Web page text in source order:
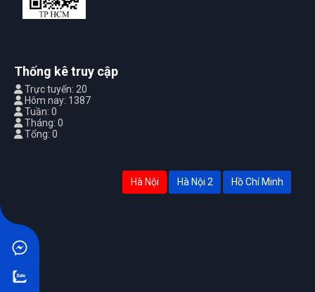
Thống kê truy cập
Trực tuyến: 20
Hôm nay: 1387
Tuần: 0
Tháng: 0
Tổng: 0
Hà Nội Hà Nội 2 Hồ Chí Minh